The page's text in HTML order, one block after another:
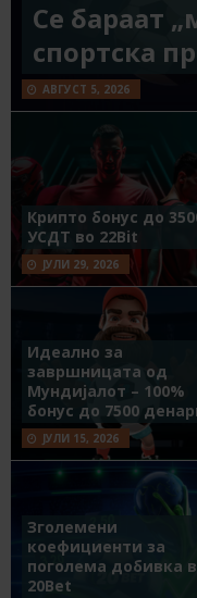
Се бараат
спортска
АВГУСТ 5, 2026
Крипто бонус до
УСДТ во 22Bit
ЈУЛИ 29, 2026
Идеално за
завршницата од
Мундијалот – 100%
бонус до 7500
ЈУЛИ 15, 2026
Зголемени
коефициенти за
поголема добивка
20Bet